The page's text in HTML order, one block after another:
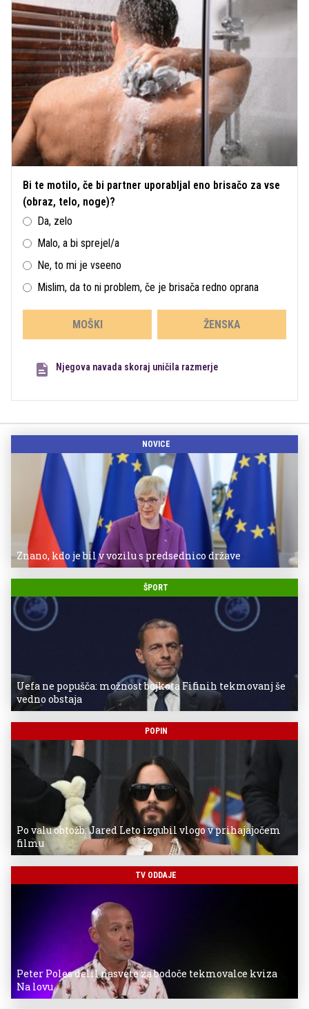
Bi te motilo, če bi partner uporabljal eno brisačo za vse
(obraz, telo, noge)?
Da, zelo
Malo, a bi sprejel/a
Ne, to mi je vseeno
Mislim, da to ni problem, če je brisača redno oprana
MOŠKI ŽENSKA
Njegova navada skoraj uničila razmerje
NOVICE
Znano, kdo je bil v vozilu s predsednico države
ŠPORT
Uefa ne popušča: možnost bojkota Fifinih tekmovanj še
vedno obstaja
POPIN
Po valu obtožb: Jared Leto izgubil vlogo v prihajajočem
filmu
TV ODDAJE
Peter Poles delil nasvete za bodoče tekmovalce kviza
Na lovu